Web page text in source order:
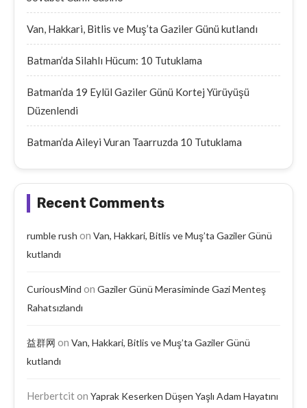
Van, Hakkari, Bitlis ve Muş’ta Gaziler Günü kutlandı
Batman’da Silahlı Hücum: 10 Tutuklama
Batman’da 19 Eylül Gaziler Günü Kortej Yürüyüşü
Düzenlendi
Batman’da Aileyi Vuran Taarruzda 10 Tutuklama
Recent Comments
rumble rush on Van, Hakkari, Bitlis ve Muş’ta Gaziler Günü
kutlandı
CuriousMind on Gaziler Günü Merasiminde Gazi Menteş
Rahatsızlandı
益群网 on Van, Hakkari, Bitlis ve Muş’ta Gaziler Günü
kutlandı
Herbertciton Yaprak Keserken Düşen Yaşlı Adam Hayatını